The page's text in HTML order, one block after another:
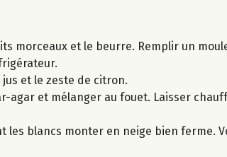
morceaux et le beurre. Remplir un
et le zeste de citron.
agar et mélanger au fouet. Laisser
blancs monter en neige bien ferme.